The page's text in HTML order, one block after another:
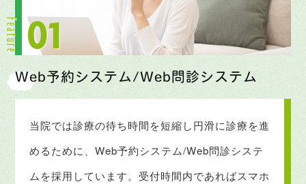
Web予約システム/Web問診システム
当院では診療の待ち時間を短縮し円滑に診療を進
めるために、Web予約システム/Web問診システ
ムを採用しています。受付時間内であればスマホ